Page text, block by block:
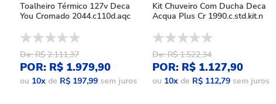
Toalheiro Térmico 127v Deca
You Cromado 2044.c110d.aqc
De: R$ 2.111,37
POR: R$ 1.979,90
ou 10x de R$ 197,99 sem juros
Kit Chuveiro Com Ducha Deca
Acqua Plus Cr 1990.c.std.kit.n
De: R$ 1.522,34
POR: R$ 1.127,90
ou 10x de R$ 112,79 sem juros